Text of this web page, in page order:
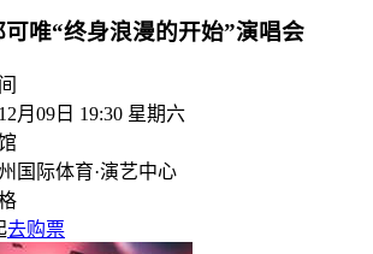
可唯“终身浪漫的开始”演唱会
月09日 19:30 星期六
国际体育·演艺中心
去购票